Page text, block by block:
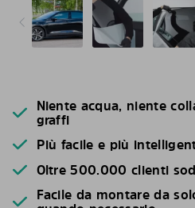
Niente acqua, niente
graffi
Più facile e più
Oltre 500.000 clienti
Facile da montare da